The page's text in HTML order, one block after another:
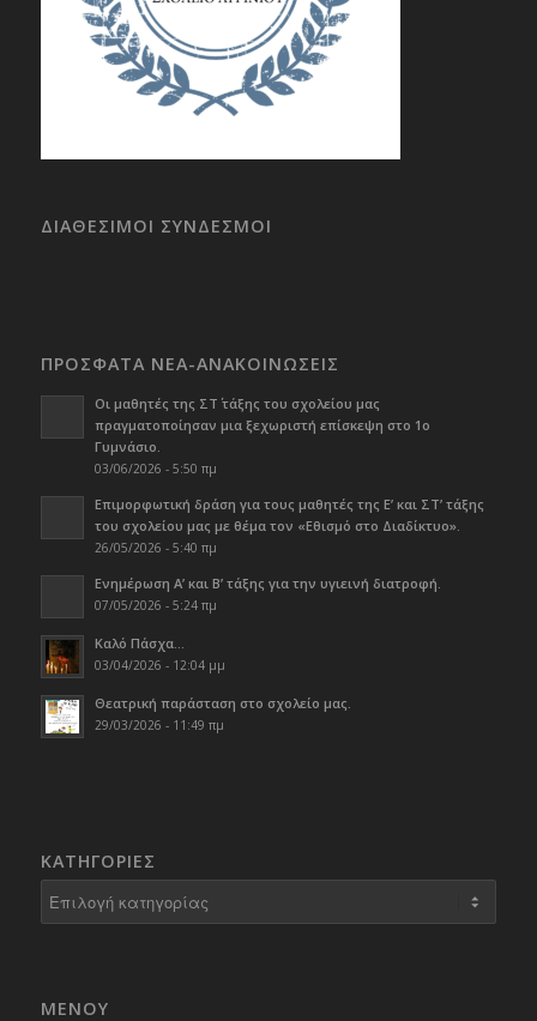
ΔΙΑΘΕΣΙΜΟΙ ΣΥΝΔΕΣΜΟΙ
ΠΡΟΣΦΑΤΑ ΝΕΑ-ΑΝΑΚΟΙΝΩΣΕΙΣ
Οι μαθητές της ΣΤ΄ τάξης του σχολείου μας
πραγματοποίησαν μια ξεχωριστή επίσκεψη στο 1ο
Γυμνάσιο.
03/06/2026 - 5:50 πμ
Επιμορφωτική δράση για τους μαθητές της Ε’ και ΣΤ’ τάξης
του σχολείου μας με θέμα τον «Εθισμό στο Διαδίκτυο».
26/05/2026 - 5:40 πμ
Ενημέρωση Α’ και Β’ τάξης για την υγιεινή διατροφή.
07/05/2026 - 5:24 πμ
Καλό Πάσχα…
03/04/2026 - 12:04 μμ
Θεατρική παράσταση στο σχολείο μας.
29/03/2026 - 11:49 πμ
KΑΤΗΓΟΡΊΕΣ
ΜΕΝΟΥ